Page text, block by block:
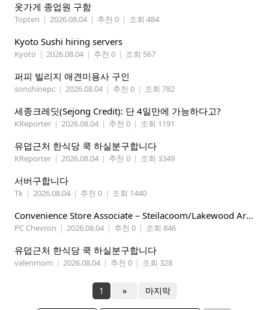
옷가게 종업원 구함
Topten | 2026.08.04 | 추천 0 | 조회 484
Kyoto Sushi hiring servers
Kyoto | 2026.08.04 | 추천 0 | 조회 567
퍼피 빌리지 애견미용사 구인
sonshinepc | 2026.08.04 | 추천 0 | 조회 782
세종크레딧(Sejong Credit): 단 4일만에 가능하다고?
KReporter | 2026.08.04 | 추천 0 | 조회 1191
유덥근처 한식당 쿡 하실분구합니다
KReporter | 2026.08.04 | 추천 0 | 조회 3349
서버구합니다
Tk | 2026.08.04 | 추천 0 | 조회 1440
Convenience Store Associate – Steilacoom/Lakewood Area, $19 -$21/hr
PC Chevron | 2026.08.04 | 추천 0 | 조회 846
유덥근처 한식당 쿡 하실분구합니다
valenmom | 2026.08.04 | 추천 0 | 조회 328
1 » 마지막